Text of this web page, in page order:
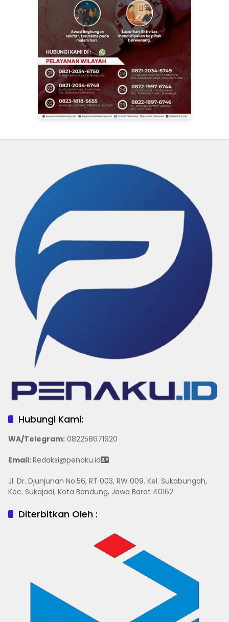
Hubungi Kami:
WA/Telegram: 082258671920
Email:Redaksi@penaku.id
Jl. Dr. Djunjunan No.56, RT 003, RW 009. Kel. Sukabungah,
Kec. Sukajadi, Kota Bandung, Jawa Barat 40162
Diterbitkan Oleh :